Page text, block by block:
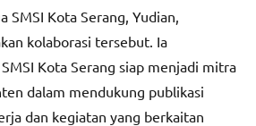
SMSI Kota Serang, Yudian,
kolaborasi tersebut. Ia
Kota Serang siap menjadi mitra
dalam mendukung publikasi
dan kegiatan yang berkaitan